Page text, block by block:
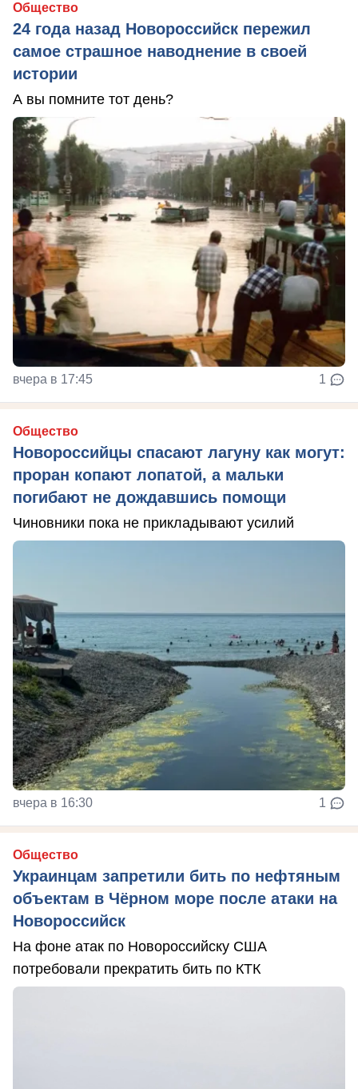
Общество
24 года назад Новороссийск пережил
самое страшное наводнение в своей
истории
А вы помните тот день?
вчера в 17:45 1
Общество
Новороссийцы спасают лагуну как могут:
проран копают лопатой, а мальки
погибают не дождавшись помощи
Чиновники пока не прикладывают усилий
вчера в 16:30 1
Общество
Украинцам запретили бить по нефтяным
объектам в Чёрном море после атаки на
Новороссийск
На фоне атак по Новороссийску США
потребовали прекратить бить по КТК